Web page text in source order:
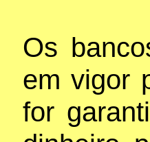
Os
em vigor
for